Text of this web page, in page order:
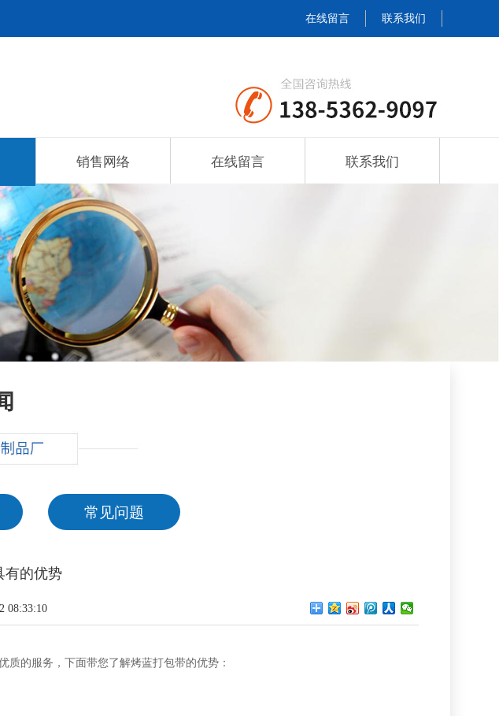
在线留言 联系我们
销售网络 在线留言 联系我们
常见问题
有的优势
08:33:10
的服务，下面带您了解烤蓝打包带的优势：